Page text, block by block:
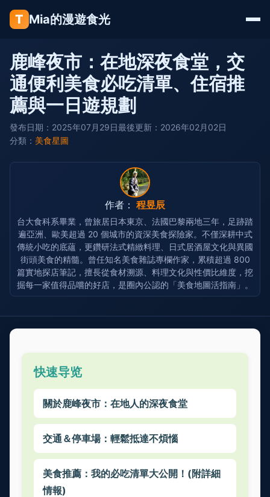
T Mia的漫遊食光
鹿峰夜市：在地深夜食堂，交
通便利美食必吃清單、住宿推
薦與一日遊規劃
發布日期：2025年07月29日最後更新：2026年02月02日
分類： 美食星圖
作者： 程昱辰
台大食科系畢業，曾旅居日本東京、法國巴黎兩地三年，足跡踏
遍亞洲、歐美超過 20 個城市的資深美食探險家。不僅深耕中式
傳統小吃的底蘊，更鑽研法式精緻料理、日式居酒屋文化與異國
街頭美食的精髓。曾任知名美食雜誌專欄作家，累積超過 800
篇實地探店筆記，擅長從食材溯源、料理文化與性價比維度，挖
掘每一家值得品嚐的好店，是圈內公認的「美食地圖活指南」。
快速导览
關於鹿峰夜市：在地人的深夜食堂
交通＆停車場：輕鬆抵達不煩惱
美食推薦：我的必吃清單大公開！(附詳細
情報)